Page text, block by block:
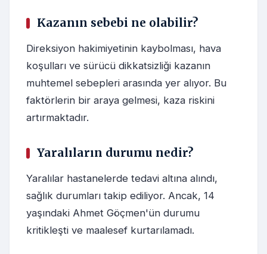
Kazanın sebebi ne olabilir?
Direksiyon hakimiyetinin kaybolması, hava
koşulları ve sürücü dikkatsizliği kazanın
muhtemel sebepleri arasında yer alıyor. Bu
faktörlerin bir araya gelmesi, kaza riskini
artırmaktadır.
Yaralıların durumu nedir?
Yaralılar hastanelerde tedavi altına alındı,
sağlık durumları takip ediliyor. Ancak, 14
yaşındaki Ahmet Göçmen'ün durumu
kritikleşti ve maalesef kurtarılamadı.